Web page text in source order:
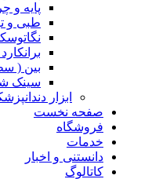
پایه و
طبی و
بین (
سینک
ابزار
صفحه نخست
فروشگاه
خدمات
دانستنی و اخبار
کاتالوگ